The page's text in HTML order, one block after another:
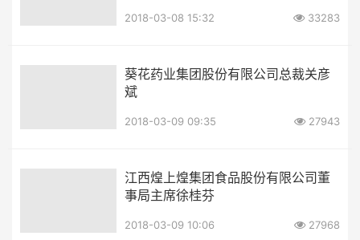
2018-03-08 15:32 33283
葵花药业集团股份有限公司总裁关彦
斌
2018-03-09 09:35 27943
江西煌上煌集团食品股份有限公司董
事局主席徐桂芬
2018-03-09 10:06 27968